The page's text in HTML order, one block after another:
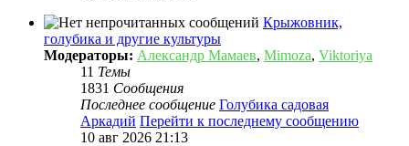
Крыжовник,
голубика и другие культуры
Модераторы: Александр Мамаев, Mimoza, Viktoriya
11 Темы
1831 Сообщения
Последнее сообщение Голубика садовая
Аркадий Перейти к последнему сообщению
10 авг 2026 21:13